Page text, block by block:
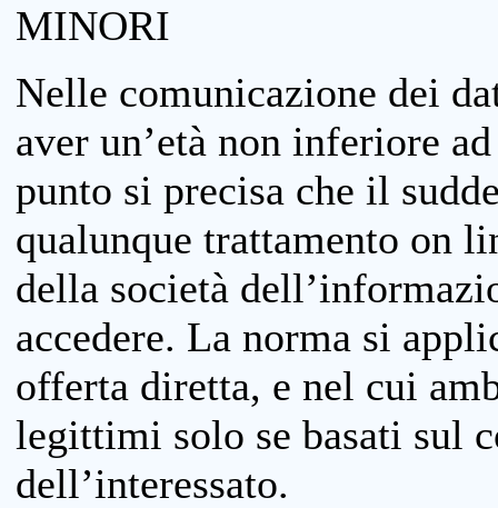
MINORI
Nelle comunicazione dei
aver un’età non inferiore
punto si precisa che il
qualunque trattamento on
della società
accedere. La norma si
offerta diretta, e nel cui
legittimi solo se basati sul
dell’interessato.